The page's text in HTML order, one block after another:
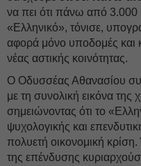
να πει ότι πάνω από 3.000
«Ελληνικό», τόνισε,
αφορά μόνο υποδομές και
νέας αστικής κοινότητας.
Ο Οδυσσέας Αθανασίου
με τη συνολική εικόνα της
σημειώνοντας ότι το
ψυχολογικής και
πολυετή οικονομική
της επένδυσης